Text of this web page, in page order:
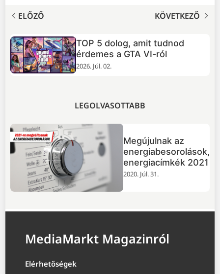
ELŐZŐ KÖVETKEZŐ
TOP 5 dolog, amit tudnod
érdemes a GTA VI-ról
2026. Júl. 02.
LEGOLVASOTTABB
Megújulnak az
energiabesorolások,
energiacímkék 2021
2020. Júl. 31.
MediaMarkt Magazinról
Elérhetőségek